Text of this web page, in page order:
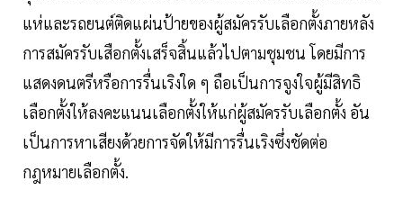
แห่และรถยนต์ติดแผ่นป้ายของผู้สมัครรับเลือกตั้งภายหลัง
การสมัครรับเสือกตั้งเสร็จสิ้นแล้วไปตามชุมชน โดยมีการ
แสดงดนตรีหรือการรื่นเริงใด ๆ ถือเป็นการจูงใจผู้มีสิทธิ
เลือกตั้งให้ลงคะแนนเลือกตั้งให้แก่ผู้สมัครรับเลือกตั้ง อัน
เป็นการหาเสียงด้วยการจัดให้มีการรื่นเริงซึ่งชัดต่อ
กฎหมายเลือกตั้ง.